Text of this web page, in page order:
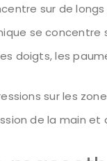
sur de
se
doigts, les
sur les
de la main